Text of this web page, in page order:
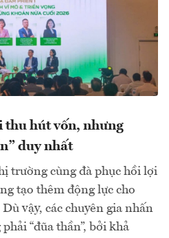
thu hút vốn, nhưng
duy nhất
trường cùng đà phục hồi lợi
tạo thêm động lực cho
vậy, các chuyên gia nhấn
“đũa thần”, bởi khả